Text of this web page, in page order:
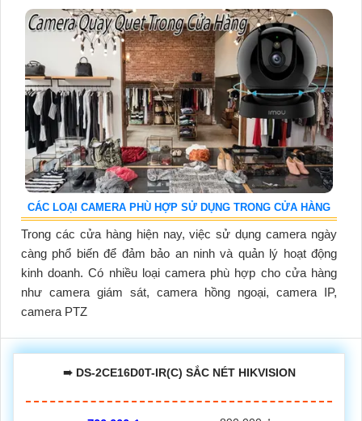
CÁC LOẠI CAMERA PHÙ HỢP SỬ DỤNG TRONG CỬA HÀNG
Trong các cửa hàng hiện nay, việc sử dụng camera ngày
càng phổ biến để đảm bảo an ninh và quản lý hoạt động
kinh doanh. Có nhiều loại camera phù hợp cho cửa hàng
như camera giám sát, camera hồng ngoại, camera IP,
camera PTZ
➠ DS-2CE16D0T-IR(C) SẮC NÉT HIKVISION